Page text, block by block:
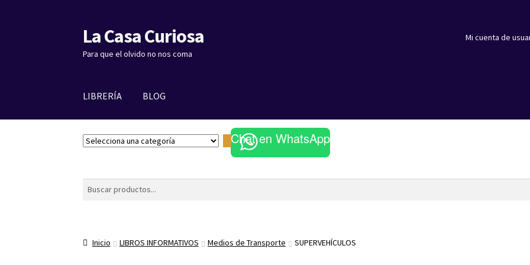
Ir
a
la
Ir
al
contenido
La Casa Curiosa
Para que el olvido no nos coma
Mi cuenta de
LIBRERÍA BLOG
S
e
n
Chat en WhatsApp
Buscar
Inicio LIBROS INFORMATIVOS Medios de Transporte SUPERVEHÍCULOS